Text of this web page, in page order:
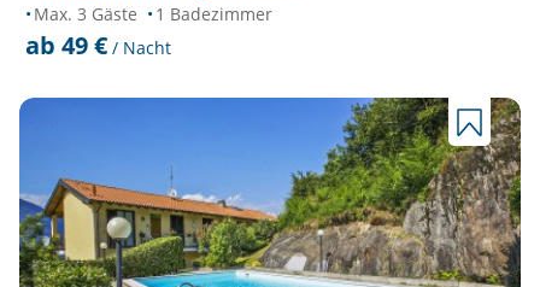
Max. 3 Gäste 1 Badezimmer
ab 49 € / Nacht